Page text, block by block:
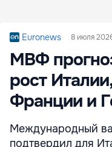
Euronews 8 июля
МВФ
рост
Франции и
Международный
подтвердил для